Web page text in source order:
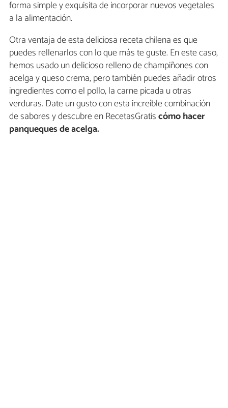
forma simple y exquisita de incorporar nuevos vegetales
a la alimentación.
Otra ventaja de esta deliciosa receta chilena es que
puedes rellenarlos con lo que más te guste. En este caso,
hemos usado un delicioso relleno de champiñones con
acelga y queso crema, pero también puedes añadir otros
ingredientes como el pollo, la carne picada u otras
verduras. Date un gusto con esta increíble combinación
de sabores y descubre en RecetasGratiscómo hacer
panqueques de acelga.